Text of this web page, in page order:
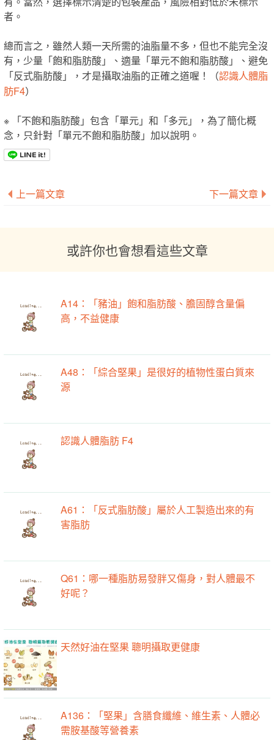
者。
總而言之，雖然人類一天所需的油脂量不多，但也不能完全沒
有，少量「飽和脂肪酸」、適量「單元不飽和脂肪酸」、避免
「反式脂肪酸」，才是攝取油脂的正確之道喔！（認識人體脂
肪F4）
※ 「不飽和脂肪酸」包含「單元」和「多元」，為了簡化概
念，只針對「單元不飽和脂肪酸」加以說明。
上一篇文章 下一篇文章
或許你也會想看這些文章
A14：「豬油」飽和脂肪酸、膽固醇含量偏
高，不益健康
A48：「綜合堅果」是很好的植物性蛋白質來
源
認識人體脂肪 F4
A61：「反式脂肪酸」屬於人工製造出來的有
害脂肪
Q61：哪一種脂肪易發胖又傷身，對人體最不
好呢？
天然好油在堅果 聰明攝取更健康
A136：「堅果」含膳食纖維、維生素、人體必
需胺基酸等營養素